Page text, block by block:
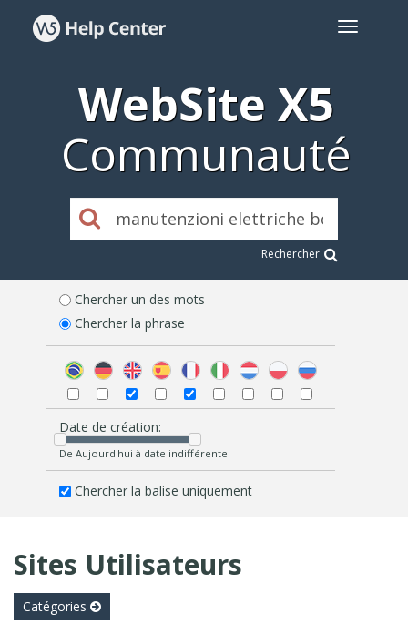
WebSite X5
Communauté
Rechercher
Chercher un des mots
Chercher la phrase
Date de création:
De Aujourd'hui à date indifférente
Chercher la balise uniquement
Sites Utilisateurs
Catégories